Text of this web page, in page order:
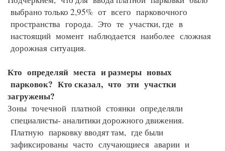
выбрано только 2,95% от всего парковочного
пространства города. Это те участки, где в
настоящий момент наблюдается наиболее сложная
дорожная ситуация.
Кто определяй места и размеры новых
парковок? Кто сказал, что эти участки
загружены?
Зоны точечной платной стоянки определяли
специалисты- аналитики дорожного движения.
Платную парковку вводят там, где были
зафиксированы часто случающиеся аварии и